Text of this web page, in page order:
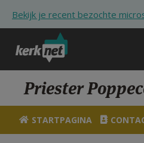
Bekijk je recent bezochte
KERK
VIERINGEN
Priester
STARTPAGINA